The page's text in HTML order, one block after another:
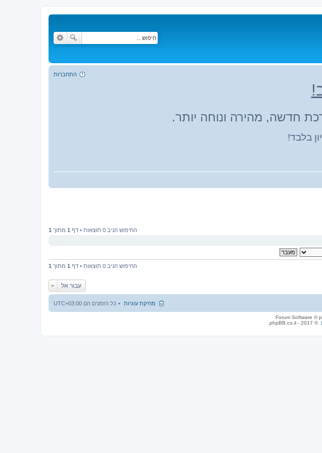
התחברות
חדשה, מהירה ונוחה יותר.
בלבד!
החיפוש הניב 0 תוצאות • דף 1 מתוך 1
החיפוש הניב 0 תוצאות • דף 1 מתוך 1
עבור אל
כל הזמנים הם UTC+03:00 מחיקת עוגיות
. © 2017 - phpBB.co.il.